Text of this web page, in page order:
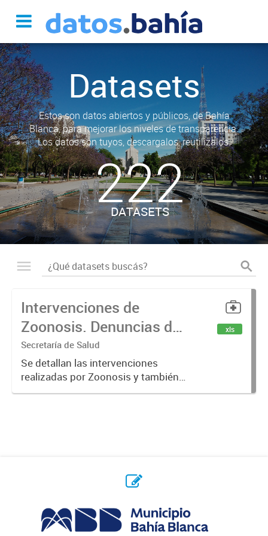
Datasets
Estos son datos abiertos y públicos, de Bahía
Blanca, para mejorar los niveles de transparencia.
Los datos son tuyos, descargalos, reutilizalos.
222
DATASETS
Intervenciones de
Zoonosis. Denuncias de
Mordeduras de Caninos
y Felinos
Secretaría de Salud
Se detallan las intervenciones
realizadas por Zoonosis y también
denuncias realizadas de
xls